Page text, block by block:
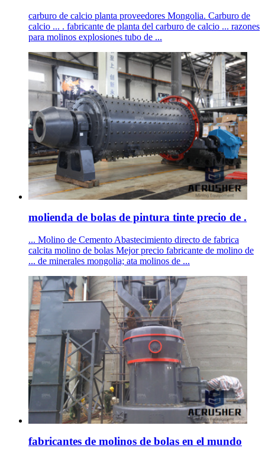
carburo de calcio planta proveedores Mongolia. Carburo de
calcio ... . fabricante de planta del carburo de calcio ... razones
para molinos explosiones tubo de ...
molienda de bolas de pintura tinte precio de .
... Molino de Cemento Abastecimiento directo de fabrica
calcita molino de bolas Mejor precio fabricante de molino de
... de minerales mongolia; ata molinos de ...
fabricantes de molinos de bolas en el mundo